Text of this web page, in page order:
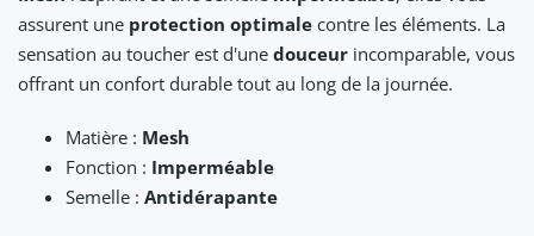
assurent une protection optimale contre les éléments. La
sensation au toucher est d'une douceur incomparable, vous
offrant un confort durable tout au long de la journée.
Matière : Mesh
Fonction : Imperméable
Semelle : Antidérapante